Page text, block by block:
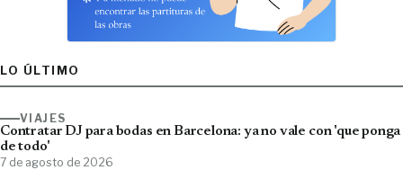
LO ÚLTIMO
VIAJES
Contratar DJ para bodas en Barcelona: ya no vale con 'que ponga
de todo'
7 de agosto de 2026